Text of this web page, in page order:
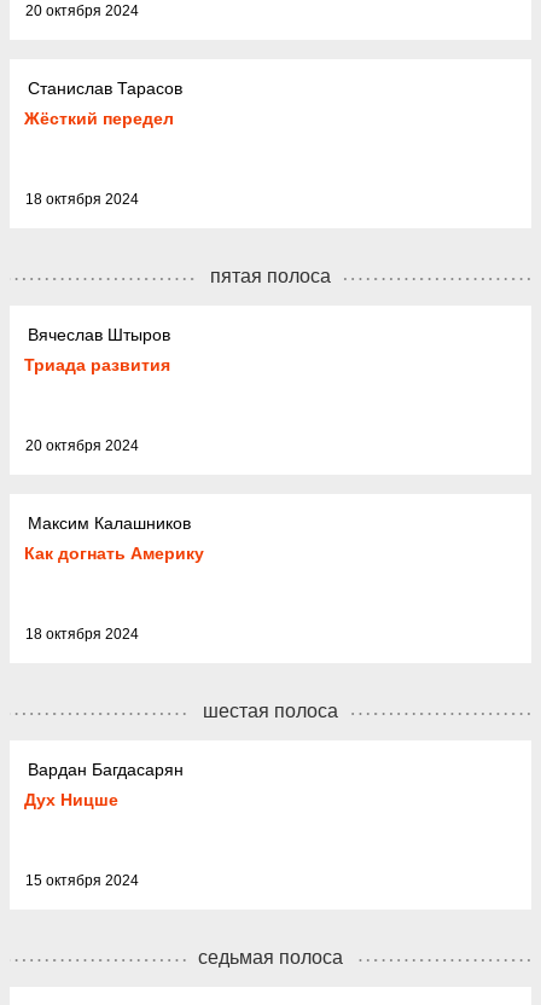
20 октября 2024
Станислав Тарасов
Жёсткий передел
18 октября 2024
пятая полоса
Вячеслав Штыров
Триада развития
20 октября 2024
Максим Калашников
Как догнать Америку
18 октября 2024
шестая полоса
Вардан Багдасарян
Дух Ницше
15 октября 2024
седьмая полоса